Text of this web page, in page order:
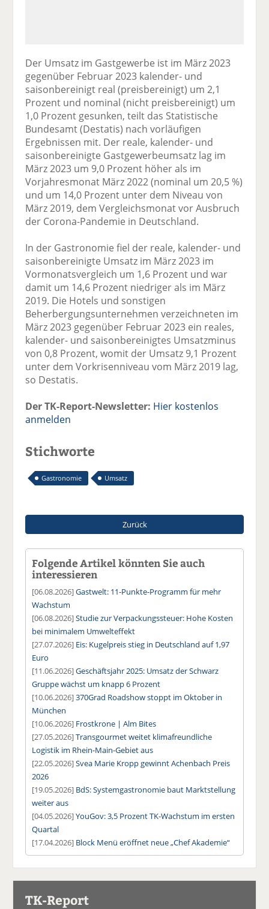
Der Umsatz im Gastgewerbe ist im März 2023
gegenüber Februar 2023 kalender- und
saisonbereinigt real (preisbereinigt) um 2,1
Prozent und nominal (nicht preisbereinigt) um
1,0 Prozent gesunken, teilt das Statistische
Bundesamt (Destatis) nach vorläufigen
Ergebnissen mit. Der reale, kalender- und
saisonbereinigte Gastgewerbeumsatz lag im
März 2023 um 9,0 Prozent höher als im
Vorjahresmonat März 2022 (nominal um 20,5 %)
und um 14,0 Prozent unter dem Niveau von
März 2019, dem Vergleichsmonat vor Ausbruch
der Corona-Pandemie in Deutschland.
In der Gastronomie fiel der reale, kalender- und
saisonbereinigte Umsatz im März 2023 im
Vormonatsvergleich um 1,6 Prozent und war
damit um 14,6 Prozent niedriger als im März
2019. Die Hotels und sonstigen
Beherbergungsunternehmen verzeichneten im
März 2023 gegenüber Februar 2023 ein reales,
kalender- und saisonbereinigtes Umsatzminus
von 0,8 Prozent, womit der Umsatz 9,1 Prozent
unter dem Vorkrisenniveau vom März 2019 lag,
so Destatis.
Der TK-Report-Newsletter: Hier kostenlos
anmelden
Stichworte
Gastronomie Umsatz
Zurück
Folgende Artikel könnten Sie auch
interessieren
[06.08.2026]Gastwelt: 11-Punkte-Programm für mehr
Wachstum
[06.08.2026]Studie zur Verpackungssteuer: Hohe Kosten
bei minimalem Umwelteffekt
[27.07.2026] Eis: Kugelpreis stieg in Deutschland auf 1,97
Euro
[11.06.2026]Geschäftsjahr 2025: Umsatz der Schwarz
Gruppe wächst um knapp 6 Prozent
[10.06.2026]370Grad Roadshow stoppt im Oktober in
München
[10.06.2026] Frostkrone | Alm Bites
[27.05.2026]Transgourmet weitet klimafreundliche
Logistik im Rhein-Main-Gebiet aus
[22.05.2026]Svea Marie Kropp gewinnt Achenbach Preis
2026
[19.05.2026] BdS: Systemgastronomie baut Marktstellung
weiter aus
[04.05.2026]YouGov: 3,5 Prozent TK-Wachstum im ersten
Quartal
[17.04.2026] Block Menü eröffnet neue „Chef Akademie“
TK-Report